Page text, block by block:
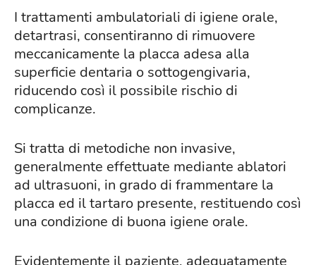
I trattamenti ambulatoriali di igiene orale,
detartrasi, consentiranno di rimuovere
meccanicamente la placca adesa alla
superficie dentaria o sottogengivaria,
riducendo così il possibile rischio di
complicanze.
Si tratta di metodiche non invasive,
generalmente effettuate mediante ablatori
ad ultrasuoni, in grado di frammentare la
placca ed il tartaro presente, restituendo così
una condizione di buona igiene orale.
Evidentemente il paziente, adeguatamente